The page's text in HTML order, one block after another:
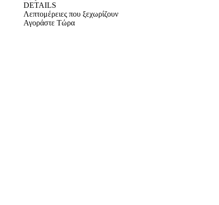
DETAILS
Λεπτομέρειες που ξεχωρίζουν
Αγοράστε Τώρα